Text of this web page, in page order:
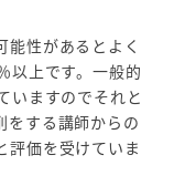
能性があるとよく
以上です。一般的
いますのでそれと
をする講師からの
評価を受けていま